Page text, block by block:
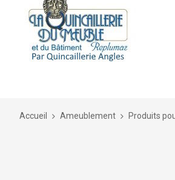
Accueil Ameublement Produits